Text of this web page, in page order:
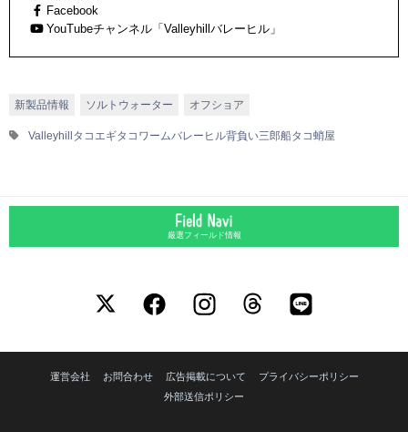
Facebook
YouTubeチャンネル「Valleyhillバレーヒル」
新製品情報 ソルトウォーター オフショア
Valleyhillタコエギタコワームバレーヒル背負い三郎船タコ蛸屋
厳選フィールド情報
運営会社 お問合わせ 広告掲載について
プライバシーポリシー
外部送信ポリシー